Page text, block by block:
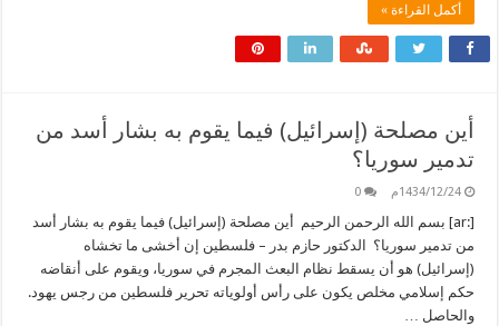
أكمل القراءة »
أين مصلحة (إسرائيل) فيما يقوم به بشار أسد من
تدمير سوريا؟
1434/12/24م 0
[:ar] بسم الله الرحمن الرحيم أين مصلحة (إسرائيل) فيما يقوم به بشار أسد
من تدمير سوريا؟ الدكتور حازم بدر – فلسطين إن أخشى ما تخشاه
(إسرائيل) هو أن يسقط نظام البعث المجرم في سوريا، ويقوم على أنقاضه
حكم إسلامي مخلص يكون على رأس أولوياته تحرير فلسطين من رجس يهود.
والحاصل …